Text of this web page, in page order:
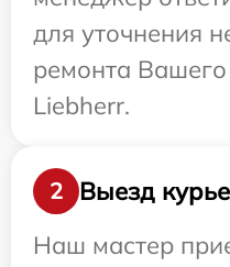
для уточнения
ремонта Вашего
Liebherr.
2
Выезд
Наш мастер